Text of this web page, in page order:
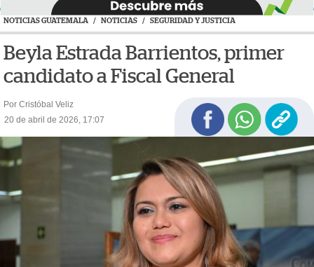
NOTICIAS GUATEMALA / NOTICIAS / SEGURIDAD Y JUSTICIA
Beyla Estrada Barrientos, primer
candidato a Fiscal General
Por Cristóbal Veliz
20 de abril de 2026, 17:07